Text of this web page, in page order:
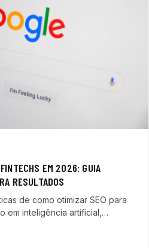
EM 2026: GUIA
RESULTADOS
de como otimizar SEO para
em inteligência artificial,